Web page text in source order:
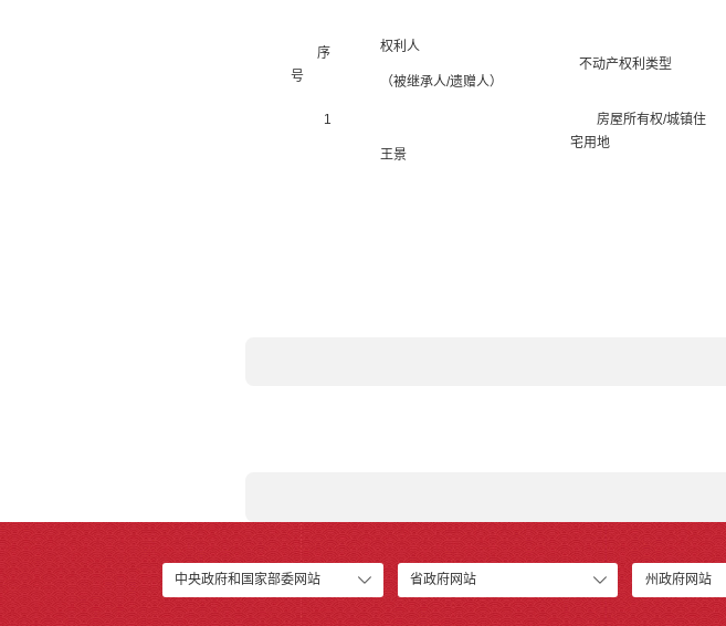
序
号
权利人
（被继承人/遗赠人）
不动产权利类型
1
王景
房屋所有权/城镇住
宅用地
中央政府和国家部委网站 省政府网站 州政府网站